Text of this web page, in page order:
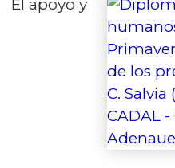
El apoyo y